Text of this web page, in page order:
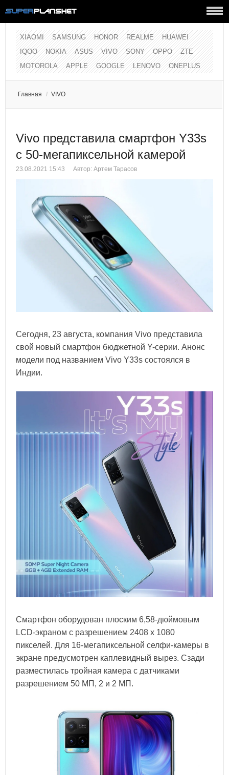
XIAOMI SAMSUNG HONOR REALME
HUAWEI
IQOO
NOKIA ASUS VIVO SONY OPPO
ZTE
MOTOROLA
APPLE GOOGLE LENOVO ONEPLUS
Главная / VIVO
Vivo представила смартфон Y33s
c 50-мегапиксельной камерой
23.08.2021 15:43 Автор: Артем Тарасов
Сегодня, 23 августа, компания Vivo представила
свой новый смартфон бюджетной Y-серии. Анонс
модели под названием Vivo Y33s состоялся в
Индии.
Смартфон оборудован плоским 6,58-дюймовым
LCD-экраном с разрешением 2408 х 1080
пикселей. Для 16-мегапиксельной селфи-камеры в
экране предусмотрен каплевидный вырез. Сзади
разместилась тройная камера с датчиками
разрешением 50 МП, 2 и 2 МП.